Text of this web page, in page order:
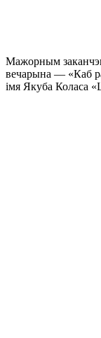
Мажорным
вечарына — «Каб
імя Якуба Коласа